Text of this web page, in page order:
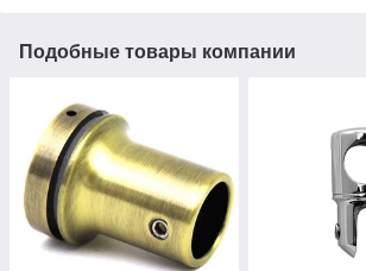
Подобные товары компании